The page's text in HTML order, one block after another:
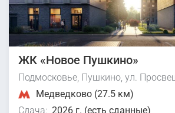
ЖК «Новое Пушкино»
Подмосковье, Пушкино, ул.
Медведково (27.5 км)
Сдача: 2026 г. (есть сданные)